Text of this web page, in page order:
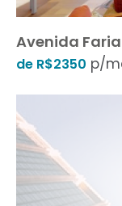
Avenida
de R$2350 p/